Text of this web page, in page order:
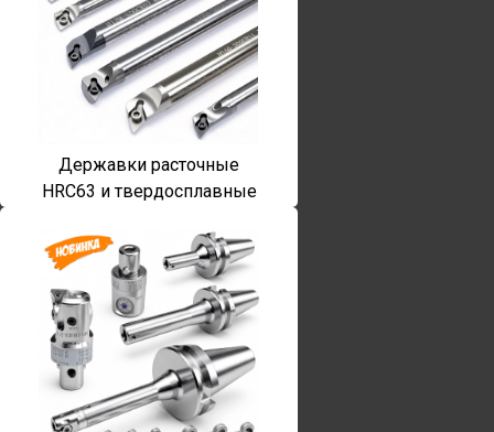
Державки расточные
HRC63 и твердосплавные